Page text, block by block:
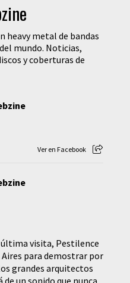
heavy metal de bandas
mundo. Noticias,
y coberturas de
Ver en Facebook
última visita, Pestilence
para demostrar por
grandes arquitectos
un sonido que nunca